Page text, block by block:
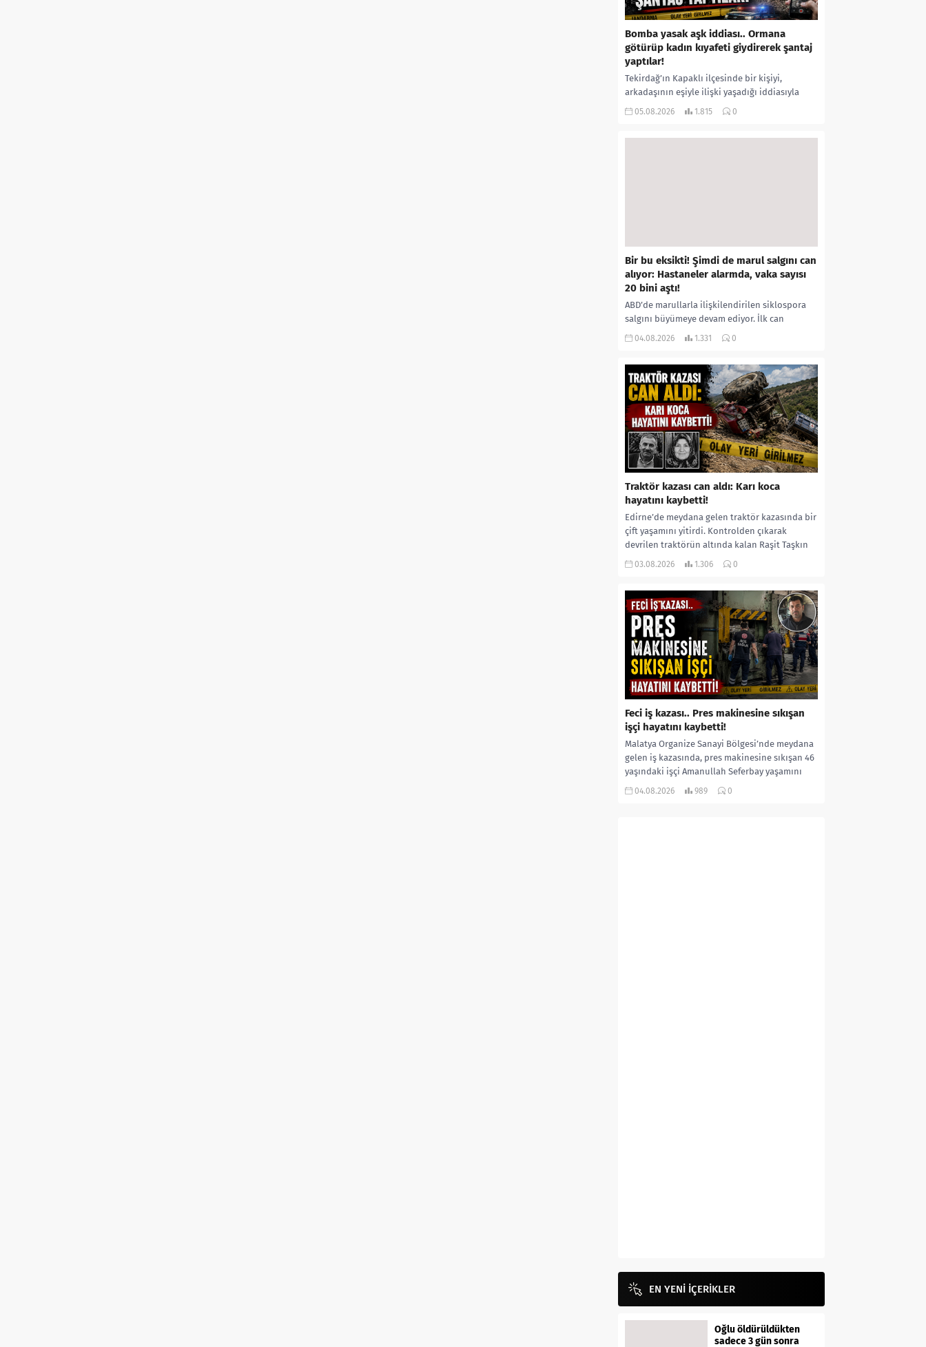
Bomba yasak aşk iddiası.. Ormana
götürüp kadın kıyafeti giydirerek şantaj
yaptılar!
Tekirdağ’ın Kapaklı ilçesinde bir kişiyi,
arkadaşının eşiyle ilişki yaşadığı iddiasıyla
ormanlık alana götürerek zorla kadın
05.08.2026 1.815 0
Bir bu eksikti! Şimdi de marul salgını can
alıyor: Hastaneler alarmda, vaka sayısı
20 bini aştı!
ABD’de marullarla ilişkilendirilen siklospora
salgını büyümeye devam ediyor. İlk can
kayıplarının yaşandığı salgında vaka sayısının
04.08.2026 1.331 0
Traktör kazası can aldı: Karı koca
hayatını kaybetti!
Edirne’de meydana gelen traktör kazasında bir
çift yaşamını yitirdi. Kontrolden çıkarak
devrilen traktörün altında kalan Raşit Taşkın
ile eşi Fatma...
03.08.2026 1.306 0
Feci iş kazası.. Pres makinesine sıkışan
işçi hayatını kaybetti!
Malatya Organize Sanayi Bölgesi’nde meydana
gelen iş kazasında, pres makinesine sıkışan 46
yaşındaki işçi Amanullah Seferbay yaşamını
yitirdi. Olayla ilgili...
04.08.2026 989 0
EN YENİ İÇERİKLER
Oğlu öldürüldükten
sadece 3 gün sonra